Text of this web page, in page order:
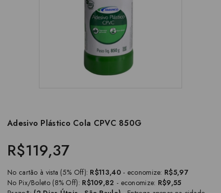
Adesivo Plástico Cola CPVC 850G
R$119,37
No cartão à vista (5% Off): R$113,40- economize: R$5,97
No Pix/Boleto (8% Off): R$109,82 - economize: R$9,55